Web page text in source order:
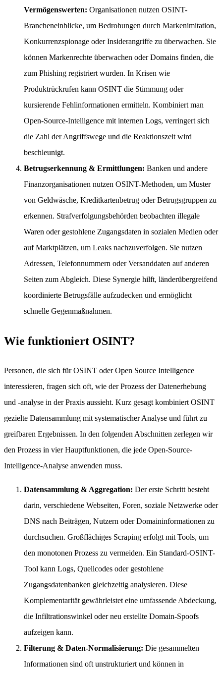
Vermögenswerten: Organisationen nutzen OSINT-
Brancheneinblicke, um Bedrohungen durch Markenimitation,
Konkurrenzspionage oder Insiderangriffe zu überwachen. Sie
können Markenrechte überwachen oder Domains finden, die
zum Phishing registriert wurden. In Krisen wie
Produktrückrufen kann OSINT die Stimmung oder
kursierende Fehlinformationen ermitteln. Kombiniert man
Open-Source-Intelligence mit internen Logs, verringert sich
die Zahl der Angriffswege und die Reaktionszeit wird
beschleunigt.
Betrugserkennung & Ermittlungen: Banken und andere
Finanzorganisationen nutzen OSINT-Methoden, um Muster
von Geldwäsche, Kreditkartenbetrug oder Betrugsgruppen zu
erkennen. Strafverfolgungsbehörden beobachten illegale
Waren oder gestohlene Zugangsdaten in sozialen Medien oder
auf Marktplätzen, um Leaks nachzuverfolgen. Sie nutzen
Adressen, Telefonnummern oder Versanddaten auf anderen
Seiten zum Abgleich. Diese Synergie hilft, länderübergreifend
koordinierte Betrugsfälle aufzudecken und ermöglicht
schnelle Gegenmaßnahmen.
Wie funktioniert OSINT?
Personen, die sich für OSINT oder Open Source Intelligence
interessieren, fragen sich oft, wie der Prozess der Datenerhebung
und -analyse in der Praxis aussieht. Kurz gesagt kombiniert OSINT
gezielte Datensammlung mit systematischer Analyse und führt zu
greifbaren Ergebnissen. In den folgenden Abschnitten zerlegen wir
den Prozess in vier Hauptfunktionen, die jede Open-Source-
Intelligence-Analyse anwenden muss.
Datensammlung & Aggregation: Der erste Schritt besteht
darin, verschiedene Webseiten, Foren, soziale Netzwerke oder
DNS nach Beiträgen, Nutzern oder Domaininformationen zu
durchsuchen. Großflächiges Scraping erfolgt mit Tools, um
den monotonen Prozess zu vermeiden. Ein Standard-OSINT-
Tool kann Logs, Quellcodes oder gestohlene
Zugangsdatenbanken gleichzeitig analysieren. Diese
Komplementarität gewährleistet eine umfassende Abdeckung,
die Infiltrationswinkel oder neu erstellte Domain-Spoofs
aufzeigen kann.
Filterung & Daten-Normalisierung: Die gesammelten
Informationen sind oft unstrukturiert und können in